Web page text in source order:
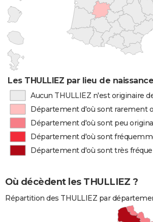
Les THULLIEZ par lieu de naissance
Aucun THULLIEZ n'est originaire
Département d'où sont rarement
Département d'où sont peu
Département d'où sont
Département d'où sont très
Où décèdent les THULLIEZ ?
Répartition des THULLIEZ par